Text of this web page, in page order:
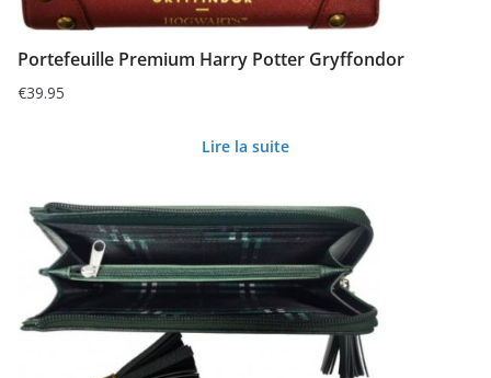
Portefeuille Premium Harry Potter Gryffondor
€39.95
Lire la suite